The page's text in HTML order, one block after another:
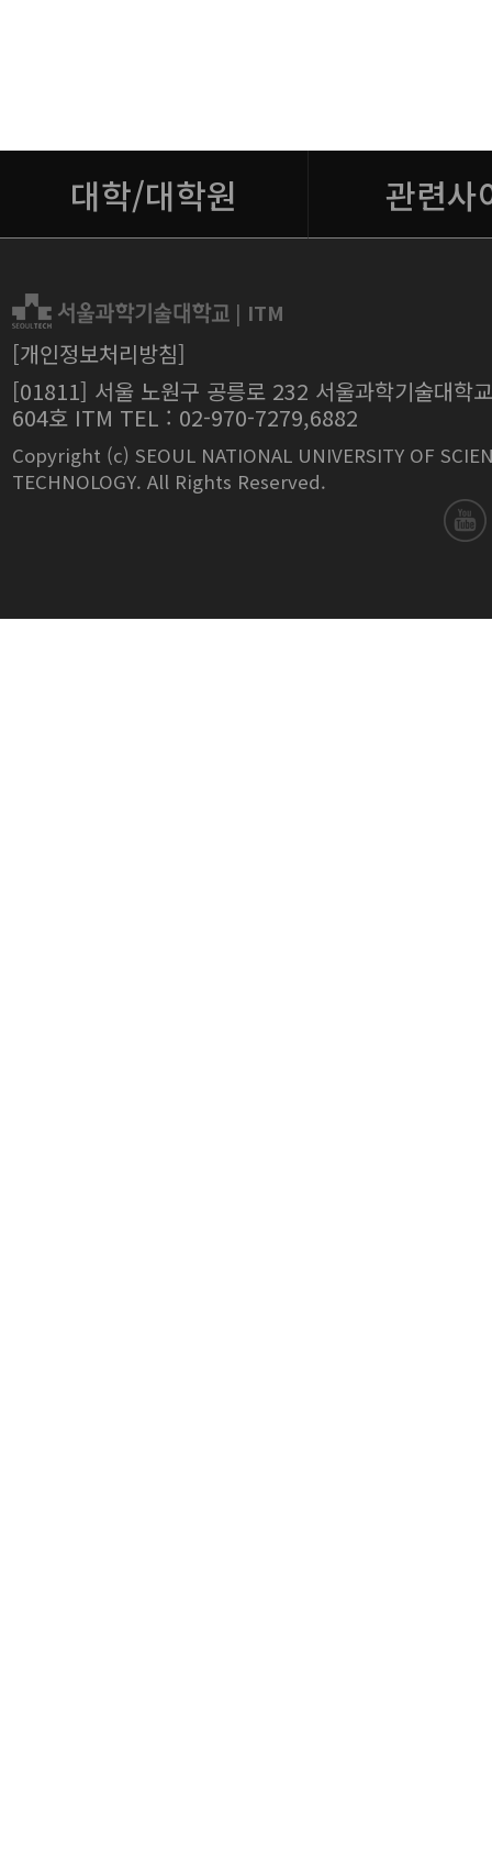
| ITM
[개인정보처리방침]
[01811] 서울 노원구 공릉로 232 서울과학기술대학
604호 ITM TEL : 02-970-7279,6882
Copyright (c) SEOUL NATIONAL UNIVERSITY OF
TECHNOLOGY. All Rights Reserved.
대학/대학원 관련사